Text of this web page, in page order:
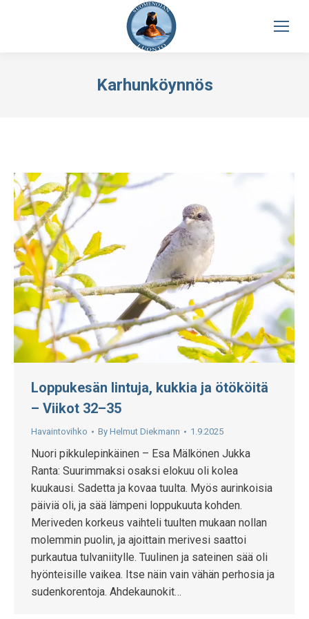
Karhunköynnös
Loppukesän lintuja, kukkia ja ötököitä
– Viikot 32–35
Havaintovihko By Helmut Diekmann 1.9.2025
Nuori pikkulepinkäinen – Esa Mälkönen Jukka
Ranta: Suurimmaksi osaksi elokuu oli kolea
kuukausi. Sadetta ja kovaa tuulta. Myös aurinkoisia
päiviä oli, ja sää lämpeni loppukuuta kohden.
Meriveden korkeus vaihteli tuulten mukaan nollan
molemmin puolin, ja ajoittain merivesi saattoi
purkautua tulvaniitylle. Tuulinen ja sateinen sää oli
hyönteisille vaikea. Itse näin vain vähän perhosia ja
sudenkorentoja. Ahdekaunokit…